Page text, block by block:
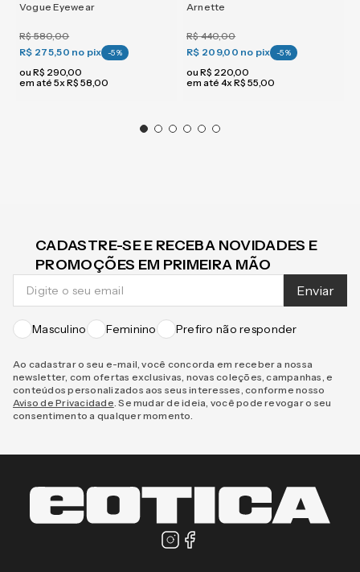
Vogue Eyewear
R$580,00
R$ 275,50 no pix -5%
ou R$ 290,00
em até 5xR$ 58,00
Arnette
R$440,00
R$ 209,00 no pix -5%
ou R$ 220,00
em até 4xR$ 55,00
CADASTRE-SE E RECEBA NOVIDADES E
PROMOÇÕES EM PRIMEIRA MÃO
Enviar
Masculino Feminino Prefiro não responder
Ao cadastrar o seu e-mail, você concorda em receber a nossa
newsletter, com ofertas exclusivas, novas coleções, campanhas, e
conteúdos personalizados aos seus interesses, conforme nosso
Aviso de Privacidade. Se mudar de ideia, você pode revogar o seu
consentimento a qualquer momento.